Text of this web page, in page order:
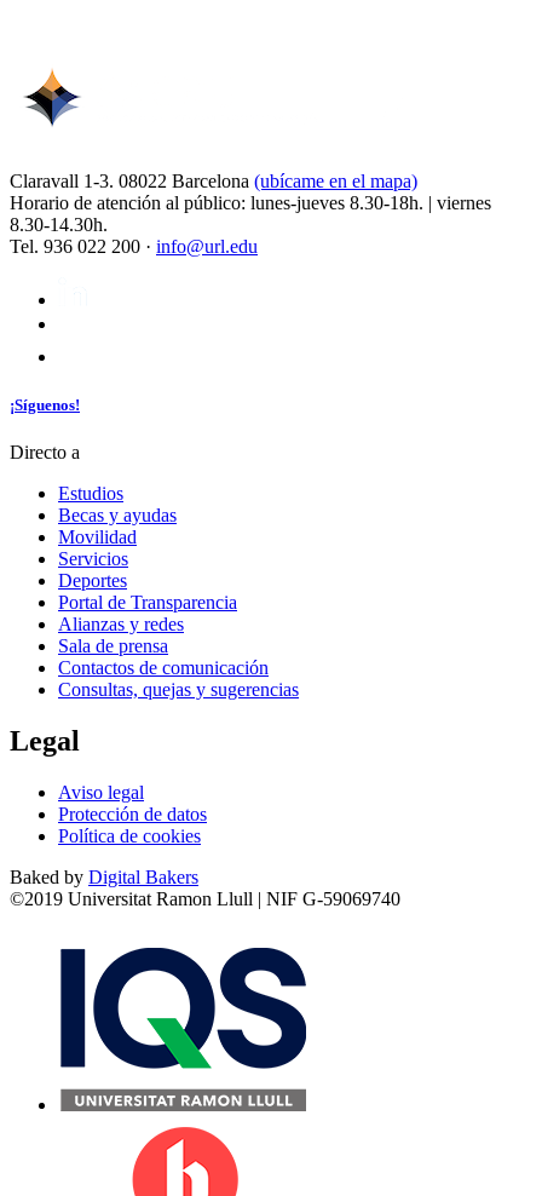
Claravall 1-3. 08022 Barcelona (ubícame en el mapa)
Horario de atención al público: lunes-jueves 8.30-18h. | viernes
8.30-14.30h.
Tel. 936 022 200 · info@url.edu
¡Síguenos!
Directo a
Estudios
Becas y ayudas
Movilidad
Servicios
Deportes
Portal de Transparencia
Alianzas y redes
Sala de prensa
Contactos de comunicación
Consultas, quejas y sugerencias
Legal
Aviso legal
Protección de datos
Política de cookies
Baked by Digital Bakers
©2019 Universitat Ramon Llull | NIF G-59069740